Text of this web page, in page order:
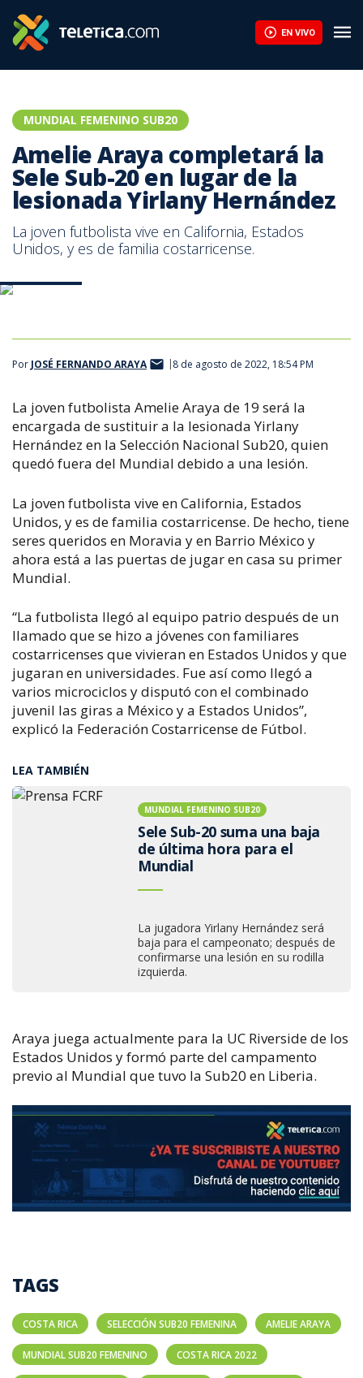
EN VIVO
MUNDIAL FEMENINO SUB20
Amelie Araya completará la
Sele Sub-20 en lugar de la
lesionada Yirlany Hernández
La joven futbolista vive en California, Estados
Unidos, y es de familia costarricense.
Por JOSÉ FERNANDO ARAYA 8 de agosto de 2022, 18:54 PM
La joven futbolista Amelie Araya de 19 será la
encargada de sustituir a la lesionada Yirlany
Hernández en la Selección Nacional Sub20, quien
quedó fuera del Mundial debido a una lesión.
La joven futbolista vive en California, Estados
Unidos, y es de familia costarricense. De hecho, tiene
seres queridos en Moravia y en Barrio México y
ahora está a las puertas de jugar en casa su primer
Mundial.
“La futbolista llegó al equipo patrio después de un
llamado que se hizo a jóvenes con familiares
costarricenses que vivieran en Estados Unidos y que
jugaran en universidades. Fue así como llegó a
varios microciclos y disputó con el combinado
juvenil las giras a México y a Estados Unidos”,
explicó la Federación Costarricense de Fútbol.
LEA TAMBIÉN
MUNDIAL FEMENINO SUB20
Sele Sub-20 suma una baja
de última hora para el
Mundial
La jugadora Yirlany Hernández será
baja para el campeonato; después de
confirmarse una lesión en su rodilla
izquierda.
Araya juega actualmente para la UC Riverside de los
Estados Unidos y formó parte del campamento
previo al Mundial que tuvo la Sub20 en Liberia.
TAGS
COSTA RICA SELECCIÓN SUB20 FEMENINA AMELIE ARAYA
MUNDIAL SUB20 FEMENINO COSTA RICA 2022